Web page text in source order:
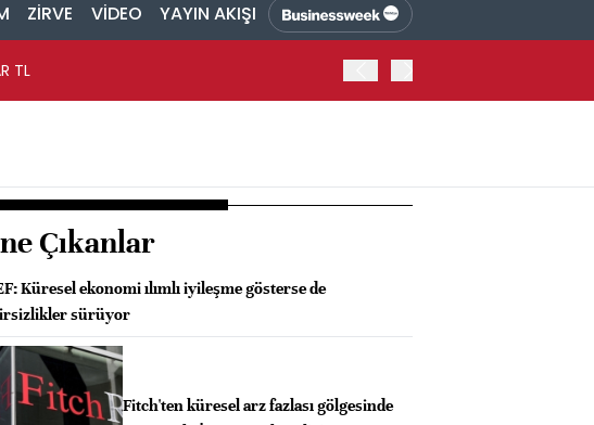
ZİRVE VİDEO YAYIN AKIŞI
TL
Çıkanlar
Küresel ekonomi ılımlı iyileşme gösterse de
sürüyor
Fitch'ten küresel arz fazlası gölgesinde